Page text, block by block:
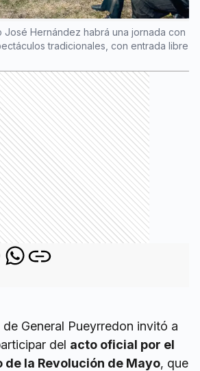
José Hernández habrá una jornada con
tradicionales, con entrada libre
General Pueyrredon invitó a
del acto oficial por el
de la Revolución de Mayo, que